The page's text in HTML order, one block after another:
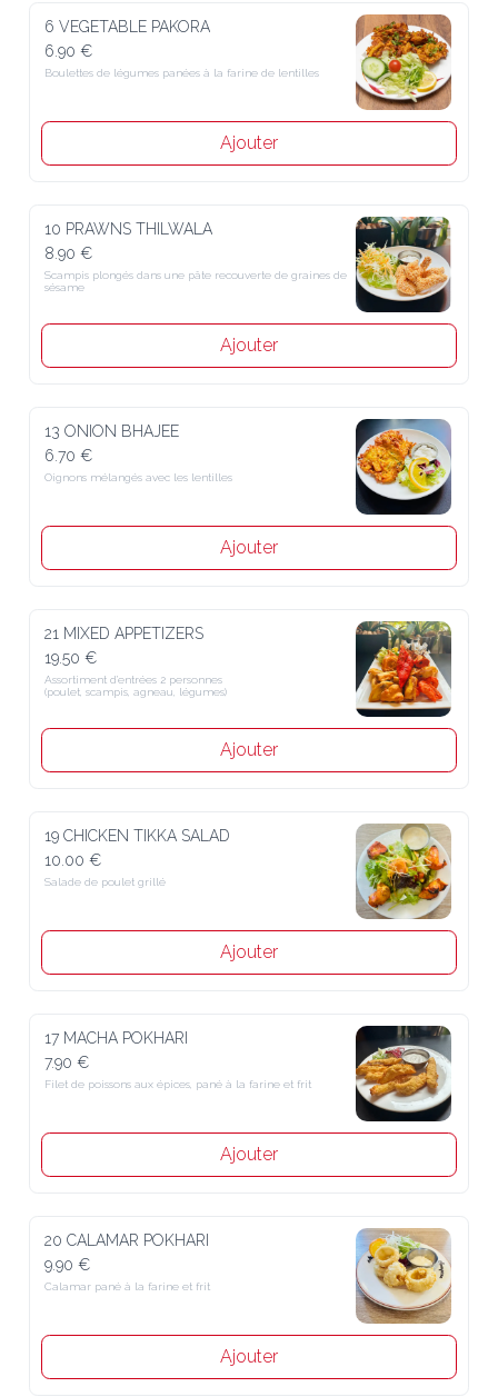
6 VEGETABLE PAKORA
6.90 €
Boulettes de légumes panées à la farine de lentilles
Ajouter
10 PRAWNS THILWALA
8.90 €
Scampis plongés dans une pâte recouverte de graines de sésame
Ajouter
13 ONION BHAJEE
6.70 €
Oignons mélangés avec les lentilles
Ajouter
21 MIXED APPETIZERS
19.50 €
Assortiment d’entrées 2 personnes
(poulet, scampis, agneau, légumes)
Ajouter
19 CHICKEN TIKKA SALAD
10.00 €
Salade de poulet grillé
Ajouter
17 MACHA POKHARI
7.90 €
Filet de poissons aux épices, pané à la farine et frit
Ajouter
20 CALAMAR POKHARI
9.90 €
Calamar pané à la farine et frit
Ajouter